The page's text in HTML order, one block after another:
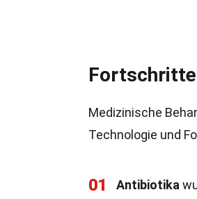
Medizinische
Technologie und
01 Antibiotika